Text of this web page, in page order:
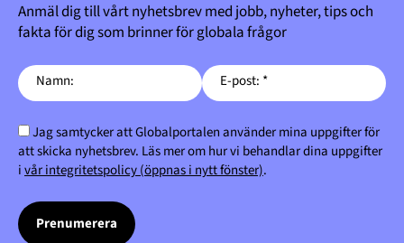
Anmäl dig till vårt nyhetsbrev med jobb, nyheter, tips och
fakta för dig som brinner för globala frågor
Namn: E-post: *
Jag samtycker att Globalportalen använder mina uppgifter för
att skicka nyhetsbrev. Läs mer om hur vi behandlar dina uppgifter
ivår integritetspolicy (öppnas i nytt fönster).